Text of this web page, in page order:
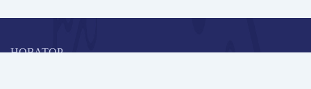
НОВАТОР